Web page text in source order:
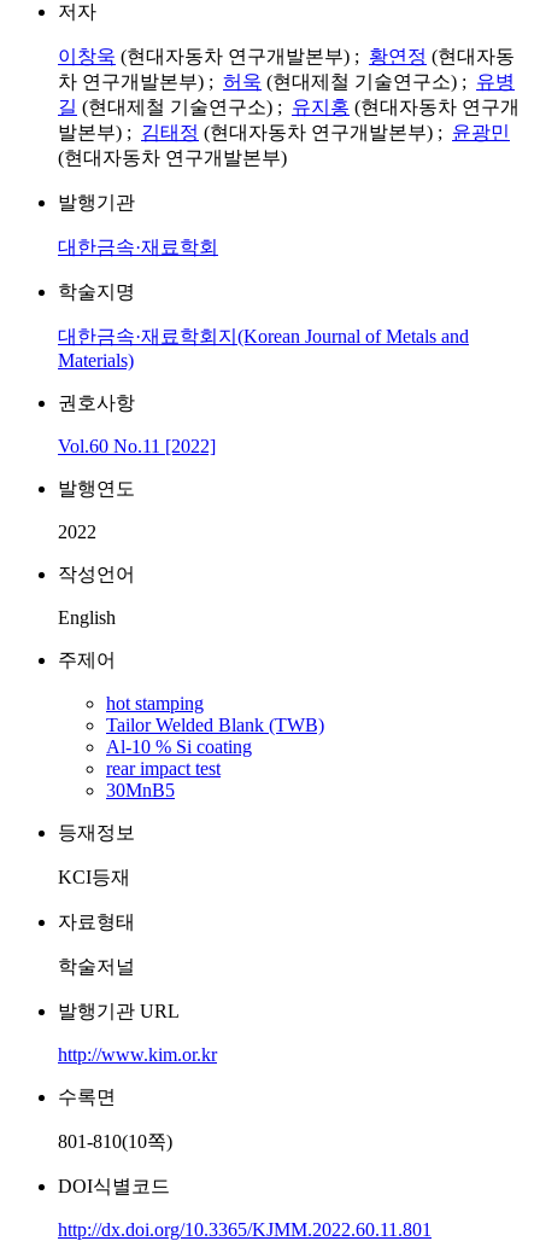
저자
이창욱 (현대자동차 연구개발본부) ; 황연정 (현대자동
차 연구개발본부) ; 허욱 (현대제철 기술연구소) ; 유병
길 (현대제철 기술연구소) ; 유지홍 (현대자동차 연구개
발본부) ; 김태정 (현대자동차 연구개발본부) ; 윤광민
(현대자동차 연구개발본부)
발행기관
대한금속·재료학회
학술지명
대한금속·재료학회지(Korean Journal of Metals and
Materials)
권호사항
Vol.60 No.11 [2022]
발행연도
2022
작성언어
English
주제어
hot stamping
Tailor Welded Blank (TWB)
Al-10 % Si coating
rear impact test
30MnB5
등재정보
KCI등재
자료형태
학술저널
발행기관 URL
http://www.kim.or.kr
수록면
801-810(10쪽)
DOI식별코드
http://dx.doi.org/10.3365/KJMM.2022.60.11.801